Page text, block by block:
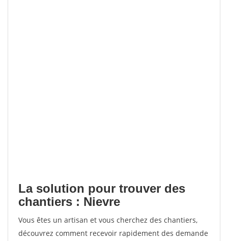
La solution pour trouver des
chantiers : Nievre
Vous êtes un artisan et vous cherchez des chantiers,
découvrez comment recevoir rapidement des demande